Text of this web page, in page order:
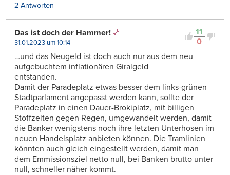
2 Antworten
11
0
Das ist doch der Hammer!
31.01.2023 um 10:14
…und das Neugeld ist doch auch nur aus dem neu
aufgebuchtem inflationären Giralgeld
entstanden.
Damit der Paradeplatz etwas besser dem links-grünen
Stadtparlament angepasst werden kann, sollte der
Paradeplatz in einen Dauer-Brokiplatz, mit billigen
Stoffzelten gegen Regen, umgewandelt werden, damit
die Banker wenigstens noch ihre letzten Unterhosen im
neuen Handelsplatz anbieten können. Die Tramlinien
könnten auch gleich eingestellt werden, damit man
dem Emmissionsziel netto null, bei Banken brutto unter
null, schneller näher kommt.